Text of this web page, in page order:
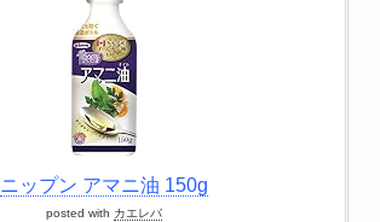
ニップン アマニ油 150g
posted with カエレバ